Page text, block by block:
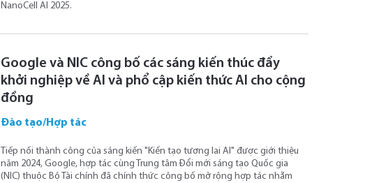
NanoCell AI 2025.
Google và NIC công bố các sáng kiến thúc đẩy
khởi nghiệp về AI và phổ cập kiến thức AI cho cộng
đồng
Đào tạo/Hợp tác
Tiếp nối thành công của sáng kiến "Kiến tạo tương lai AI" được giới thiệu
năm 2024, Google, hợp tác cùng Trung tâm Đổi mới sáng tạo Quốc gia
(NIC) thuộc Bộ Tài chính đã chính thức công bố mở rộng hợp tác nhằm